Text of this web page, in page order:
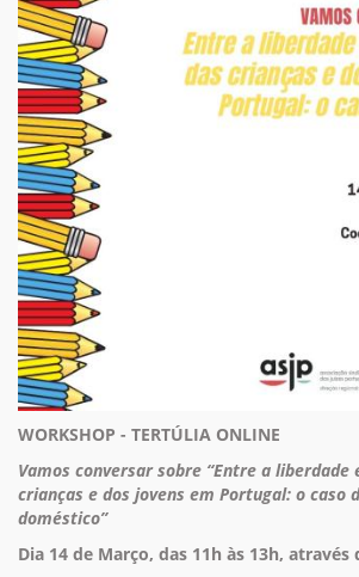
WORKSHOP - TERTÚLIA ONLINE
Vamos conversar sobre “Entre a liberdade
crianças e dos jovens em Portugal: o caso
doméstico”
Dia 14 de Março, das 11h às 13h, através